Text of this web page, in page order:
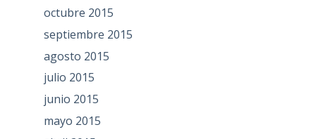
octubre 2015
septiembre 2015
agosto 2015
julio 2015
junio 2015
mayo 2015